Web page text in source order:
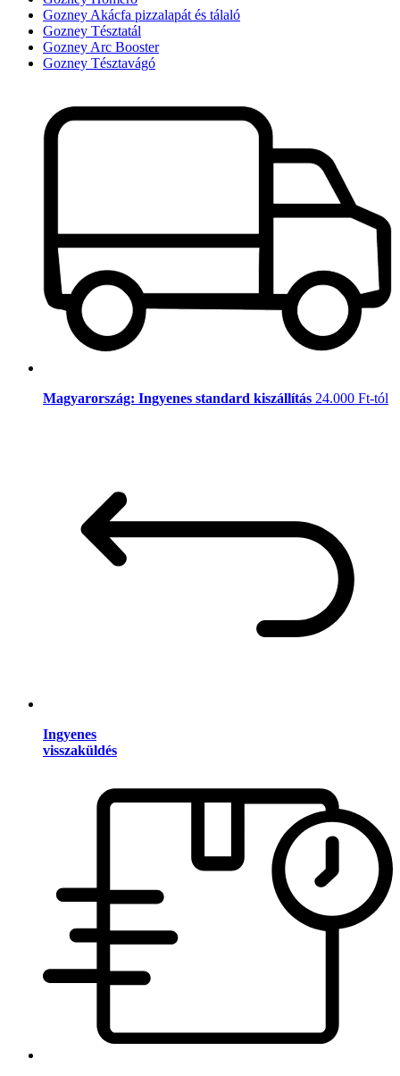
Gozney Akácfa pizzalapát és tálaló
Gozney Tésztatál
Gozney Arc Booster
Gozney Tésztavágó
Magyarország: Ingyenes standard kiszállítás 24.000 Ft-tól
Ingyenes
visszaküldés